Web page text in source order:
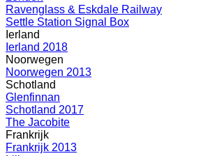
Ravenglass & Eskdale Railway
Settle Station Signal Box
Ierland
Ierland 2018
Noorwegen
Noorwegen 2013
Schotland
Glenfinnan
Schotland 2017
The Jacobite
Frankrijk
Frankrijk 2013